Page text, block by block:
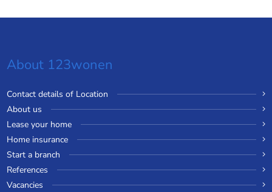
About 123wonen
Contact details of Location
About us
Lease your home
Home insurance
Start a branch
References
Vacancies